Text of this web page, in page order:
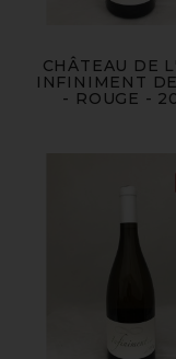
CHÂTEAU DE
INFINIMENT
- ROUGE -